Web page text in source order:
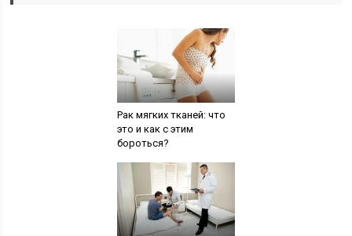
Рак мягких тканей: что
это и как с этим
бороться?